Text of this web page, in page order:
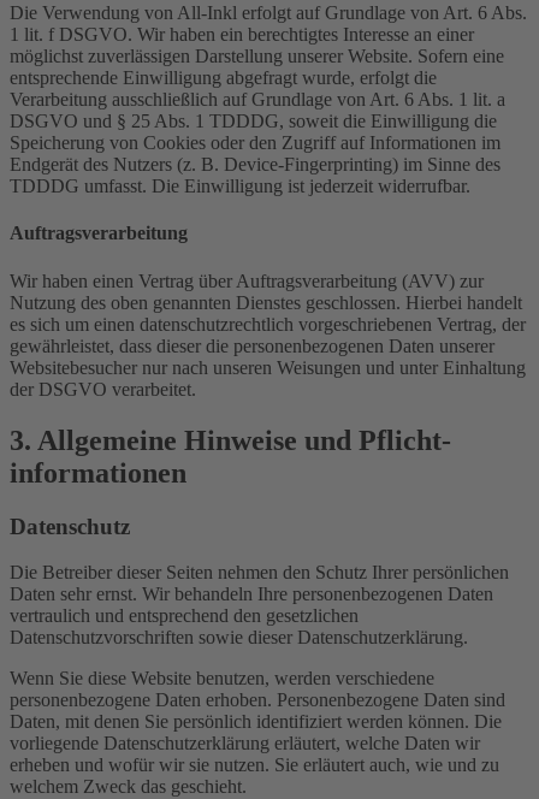
Die Verwendung von All-Inkl erfolgt auf Grundlage von Art. 6 Abs.
1 lit. f DSGVO. Wir haben ein berechtigtes Interesse an einer
möglichst zuverlässigen Darstellung unserer Website. Sofern eine
entsprechende Einwilligung abgefragt wurde, erfolgt die
Verarbeitung ausschließlich auf Grundlage von Art. 6 Abs. 1 lit. a
DSGVO und § 25 Abs. 1 TDDDG, soweit die Einwilligung die
Speicherung von Cookies oder den Zugriff auf Informationen im
Endgerät des Nutzers (z. B. Device-Fingerprinting) im Sinne des
TDDDG umfasst. Die Einwilligung ist jederzeit widerrufbar.
Auftragsverarbeitung
Wir haben einen Vertrag über Auftragsverarbeitung (AVV) zur
Nutzung des oben genannten Dienstes geschlossen. Hierbei handelt
es sich um einen datenschutzrechtlich vorgeschriebenen Vertrag, der
gewährleistet, dass dieser die personenbezogenen Daten unserer
Websitebesucher nur nach unseren Weisungen und unter Einhaltung
der DSGVO verarbeitet.
3. Allgemeine Hinweise und Pflicht­
informationen
Datenschutz
Die Betreiber dieser Seiten nehmen den Schutz Ihrer persönlichen
Daten sehr ernst. Wir behandeln Ihre personenbezogenen Daten
vertraulich und entsprechend den gesetzlichen
Datenschutzvorschriften sowie dieser Datenschutzerklärung.
Wenn Sie diese Website benutzen, werden verschiedene
personenbezogene Daten erhoben. Personenbezogene Daten sind
Daten, mit denen Sie persönlich identifiziert werden können. Die
vorliegende Datenschutzerklärung erläutert, welche Daten wir
erheben und wofür wir sie nutzen. Sie erläutert auch, wie und zu
welchem Zweck das geschieht.